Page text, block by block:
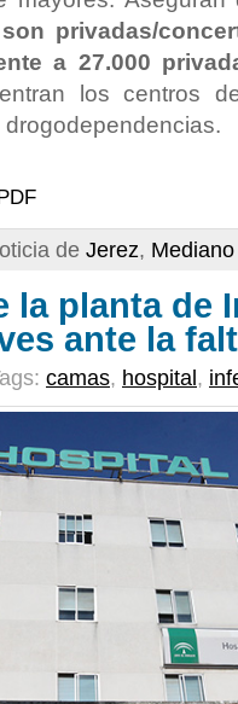
privadas/
a 27.000
los centros
de Jerez,
la planta de
ante la
camas, hospital ,